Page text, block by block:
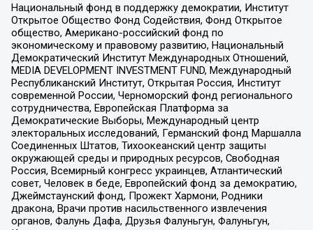
Национальный фонд в поддержку демократии, Институт
Открытое Общество Фонд Содействия, Фонд Открытое
общество, Американо-российский фонд по
экономическому и правовому развитию, Национальный
Демократический Институт Международных Отношений,
MEDIA DEVELOPMENT INVESTMENT FUND, Международный
Республиканский Институт, Открытая Россия, Институт
современной России, Черноморский фонд регионального
сотрудничества, Европейская Платформа за
Демократические Выборы, Международный центр
электоральных исследований, Германский фонд Маршалла
Соединенных Штатов, Тихоокеанский центр защиты
окружающей среды и природных ресурсов, Свободная
Россия, Всемирный конгресс украинцев, Атлантический
совет, Человек в беде, Европейский фонд за демократию,
Джеймстаунский фонд, Прожект Хармони, Родники
дракона, Врачи против насильственного извлечения
органов, Фалунь Дафа, Друзья Фалуньгун, Фалуньгун,